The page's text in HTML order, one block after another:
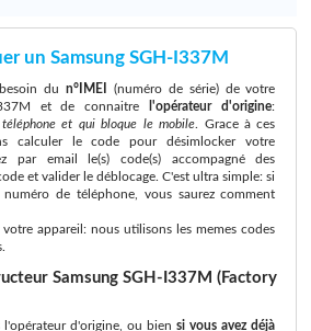
un Samsung SGH-I337M
du n°IMEI
(numéro de série) de votre
et de connaitre
l'opérateur d'origine:
et qui bloque le mobile . Grace à ces
calculer le code pour désimlocker votre
par email le(s) code(s) accompagné des
et valider le déblocage. C'est ultra simple: si
de téléphone, vous saurez comment
appareil: nous utilisons les memes codes
Samsung SGH-I337M (Factory
l'opérateur d'origine, ou bien si vous avez déjà